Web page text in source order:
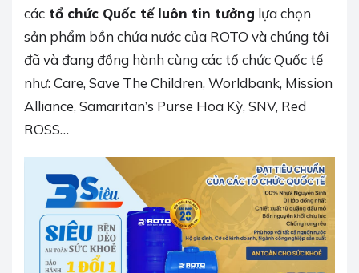
các tổ chức Quốc tế luôn tin tưởng lựa chọn
sản phẩm bồn chứa nước của ROTO và chúng tôi
đã và đang đồng hành cùng các tổ chức Quốc tế
như: Care, Save The Children, Worldbank, Mission
Alliance, Samaritan’s Purse Hoa Kỳ, SNV, Red
ROSS…